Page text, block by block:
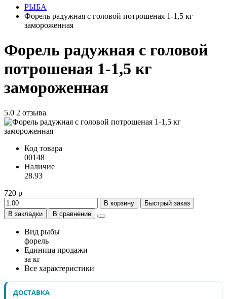
РЫБА
Форель радужная с головой потрошеная 1-1,5 кг
замороженная
Форель радужная с головой
потрошеная 1-1,5 кг
замороженная
5.0 2 отзыва
Код товара
00148
Наличие
28.93
720 р
В корзину
Быстрый заказ
В закладки
В сравнение
Вид рыбы
форель
Единица продажи
за кг
Все характеристики
ДОСТАВКА